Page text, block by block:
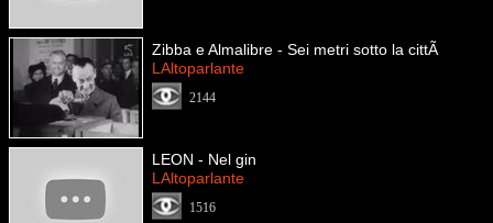
Zibba e Almalibre - Sei metri sotto la cittÃ
LAltoparlante
2144
LEON - Nel gin
LAltoparlante
1516